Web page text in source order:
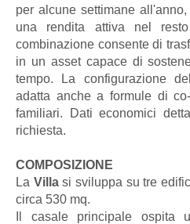
per alcune settimane
una rendita attiva nel
combinazione consente di
in un asset capace di
tempo. La configurazione
adatta anche a formule di
familiari. Dati economici
richiesta.
COMPOSIZIONE
La Villasi sviluppa su tre
circa 530 mq.
Il casale principale ospita